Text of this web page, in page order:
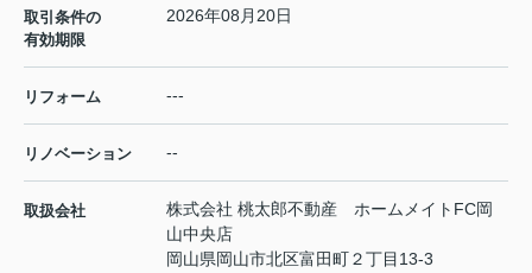
取引条件の
有効期限
2026年08月20日
リフォーム ---
リノベーション --
取扱会社
株式会社 桃太郎不動産 ホームメイトFC岡
山中央店
岡山県岡山市北区富田町２丁目13-3